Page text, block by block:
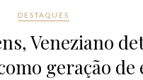
DESTAQUES
Veneziano
geração de